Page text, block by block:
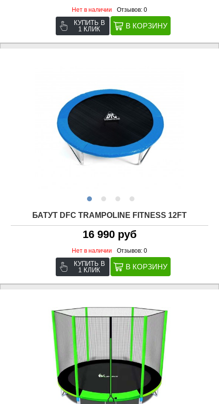
Нет в наличии Отзывов: 0
КУПИТЬ В
1 КЛИК
БАТУТ DFC TRAMPOLINE FITNESS 12FT
16 990 руб
Нет в наличии Отзывов: 0
КУПИТЬ В
1 КЛИК